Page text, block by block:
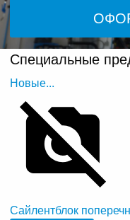
Специальные
Новые...
Сайлентблок